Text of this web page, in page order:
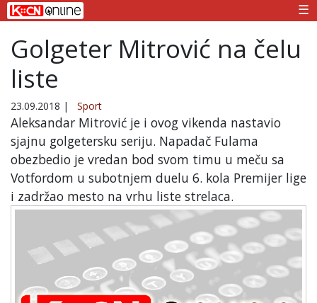
☰
Golgeter Mitrović na čelu
liste
23.09.2018 | Sport
Aleksandar Mitrović je i ovog vikenda nastavio
sjajnu golgetersku seriju. Napadač Fulama
obezbedio je vredan bod svom timu u meču sa
Votfordom u subotnjem duelu 6. kola Premijer lige
i zadržao mesto na vrhu liste strelaca.